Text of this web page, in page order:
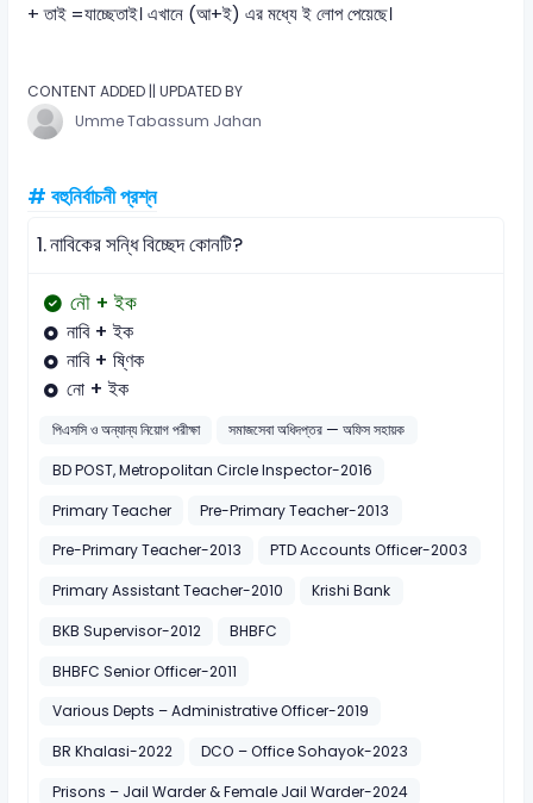
+ তাই =যাচ্ছেতাই। এখানে (আ+ই) এর মধ্যে ই লোপ পেয়েছে।
CONTENT ADDED || UPDATED BY
Umme Tabassum Jahan
# বহুনির্বাচনী প্রশ্ন
1.নাবিকের সন্ধি বিচ্ছেদ কোনটি?
নৌ + ইক
নাবি + ইক
নাবি + ষ্ণিক
নো + ইক
পিএসসি ও অন্যান্য নিয়োগ পরীক্ষা
সমাজসেবা অধিদপ্তর — অফিস সহায়ক
BD POST, Metropolitan Circle Inspector-2016
Primary Teacher
Pre-Primary Teacher-2013
Pre-Primary Teacher-2013
PTD Accounts Officer-2003
Primary Assistant Teacher-2010
Krishi Bank
BKB Supervisor-2012
BHBFC
BHBFC Senior Officer-2011
Various Depts – Administrative Officer-2019
BR Khalasi-2022
DCO – Office Sohayok-2023
Prisons – Jail Warder & Female Jail Warder-2024